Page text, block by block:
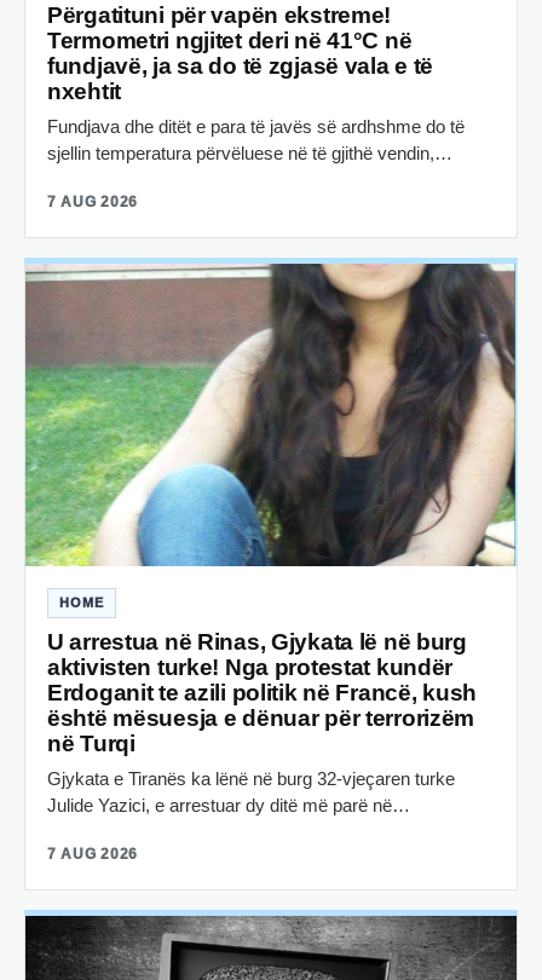
Përgatituni për vapën ekstreme!
Termometri ngjitet deri në 41°C në
fundjavë, ja sa do të zgjasë vala e të
nxehtit
Fundjava dhe ditët e para të javës së ardhshme do të
sjellin temperatura përvëluese në të gjithë vendin,…
7 AUG 2026
HOME
U arrestua në Rinas, Gjykata lë në burg
aktivisten turke! Nga protestat kundër
Erdoganit te azili politik në Francë, kush
është mësuesja e dënuar për terrorizëm
në Turqi
Gjykata e Tiranës ka lënë në burg 32-vjeçaren turke
Julide Yazici, e arrestuar dy ditë më parë në…
7 AUG 2026